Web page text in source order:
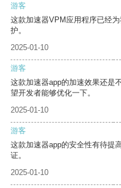
游客
这款加速器VPM应用程序已经
护。
2025-01-10
游客
这款加速器app的加速效果还是
望开发者能够优化一下。
2025-01-10
游客
这款加速器app的安全性有待提
证。
2025-01-10